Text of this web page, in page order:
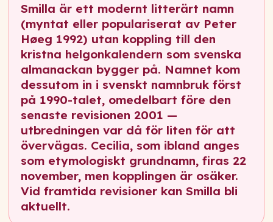
Smilla är ett modernt litterärt namn
(myntat eller populariserat av Peter
Høeg 1992) utan koppling till den
kristna helgonkalendern som svenska
almanackan bygger på. Namnet kom
dessutom in i svenskt namnbruk först
på 1990-talet, omedelbart före den
senaste revisionen 2001 —
utbredningen var då för liten för att
övervägas. Cecilia, som ibland anges
som etymologiskt grundnamn, firas 22
november, men kopplingen är osäker.
Vid framtida revisioner kan Smilla bli
aktuellt.